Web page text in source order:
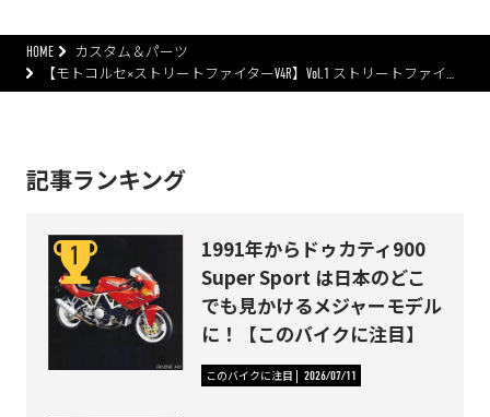
HOME
カスタム＆パーツ
【モトコルセ×ストリートファイターV4R】Vol.1 ストリートファイ…
記事ランキング
1991年からドゥカティ900
Super Sport は日本のどこ
でも見かけるメジャーモデル
に！【このバイクに注目】
このバイクに注目 2026/07/11